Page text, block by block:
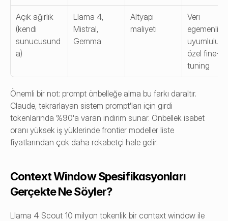
Açık ağırlık
(kendi
sunucusund
a)
Llama 4,
Mistral,
Gemma
Altyapı
maliyeti
Veri
egemenliği,
uyumluluk,
özel fine-
tuning
Önemli bir not: prompt önbelleğe alma bu farkı daraltır.
Claude, tekrarlayan sistem prompt'ları için girdi
tokenlarında %90'a varan indirim sunar. Önbellek isabet
oranı yüksek iş yüklerinde frontier modeller liste
fiyatlarından çok daha rekabetçi hale gelir.
Context Window Spesifikasyonları
Gerçekte Ne Söyler?
Llama 4 Scout 10 milyon tokenlik bir context window ile